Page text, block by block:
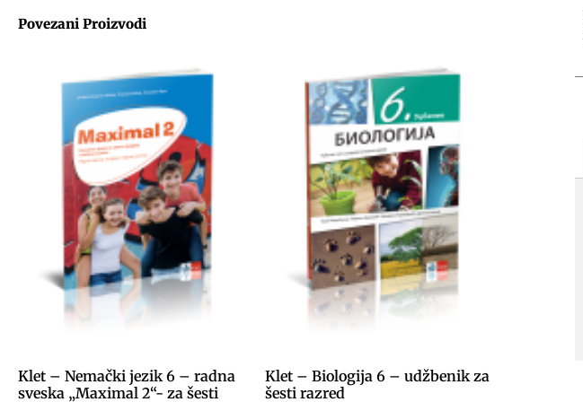
Povezani Proizvodi
Klet – Nemački jezik 6 – radna
sveska „Maximal 2“- za šesti
Klet – Biologija 6 – udžbenik za
šesti razred